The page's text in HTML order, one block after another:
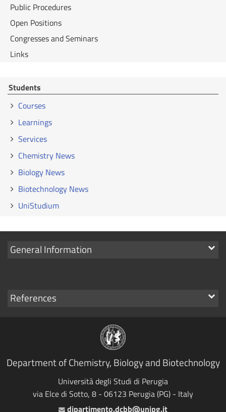
Public Procedures
Open Positions
Congresses and Seminars
Links
Students
Courses
Learnings
Services
Chemistry News
Biology News
Biotechnology News
UniStudium
Show
General Information
Show
References
Department of Chemistry, Biology and Biotechnology
Università degli Studi di Perugia
via Elce di Sotto, 8 - 06123 Perugia (PG) - Italy
Email
dipartimento.dcbb@unipg.it